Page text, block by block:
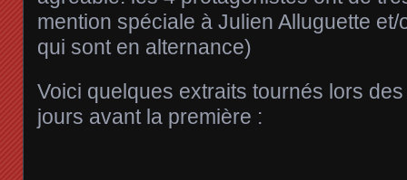
mention spéciale à Julien Alluguette
qui sont en alternance)
Voici quelques extraits tournés lors
jours avant la première :